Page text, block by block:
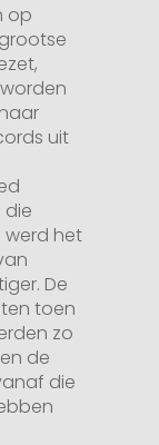
op
uit
die
werd het
De
toen
zo
de
die